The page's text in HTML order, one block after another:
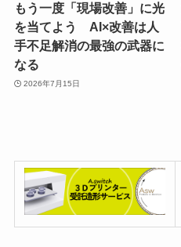
もう一度「現場改善」に光
を当てよう AI×改善は人
手不足解消の最強の武器に
なる
2026年7月15日